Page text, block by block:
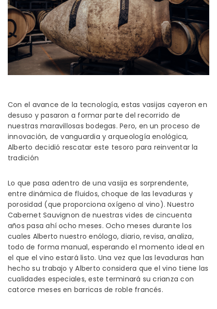
Con el avance de la tecnología, estas vasijas cayeron en
desuso y pasaron a formar parte del recorrido de
nuestras maravillosas bodegas. Pero, en un proceso de
innovación, de vanguardia y arqueología enológica,
Alberto decidió rescatar este tesoro para reinventar la
tradición
Lo que pasa adentro de una vasija es sorprendente,
entre dinámica de fluidos, choque de las levaduras y
porosidad (que proporciona oxígeno al vino). Nuestro
Cabernet Sauvignon de nuestras vides de cincuenta
años pasa ahí ocho meses. Ocho meses durante los
cuales Alberto nuestro enólogo, diario, revisa, analiza,
todo de forma manual, esperando el momento ideal en
el que el vino estará listo. Una vez que las levaduras han
hecho su trabajo y Alberto considera que el vino tiene las
cualidades especiales, este terminará su crianza con
catorce meses en barricas de roble francés.